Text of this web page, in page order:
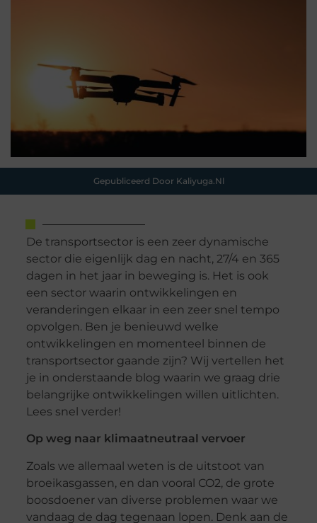
Gepubliceerd Door Kaliyuga.nl
De transportsector is een zeer dynamische
sector die eigenlijk dag en nacht, 27/4 en 365
dagen in het jaar in beweging is. Het is ook
een sector waarin ontwikkelingen en
veranderingen elkaar in een zeer snel tempo
opvolgen. Ben je benieuwd welke
ontwikkelingen en momenteel binnen de
transportsector gaande zijn? Wij vertellen het
je in onderstaande blog waarin we graag drie
belangrijke ontwikkelingen willen uitlichten.
Lees snel verder!
Op weg naar klimaatneutraal vervoer
Zoals we allemaal weten is de uitstoot van
broeikasgassen, en dan vooral CO2, de grote
boosdoener van diverse problemen waar we
vandaag de dag tegenaan lopen. Denk aan de